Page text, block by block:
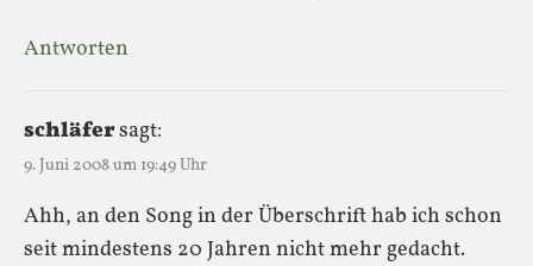
Antworten
schläfersagt:
9. Juni 2008 um 19:49 Uhr
Ahh, an den Song in der Überschrift hab ich schon
seit mindestens 20 Jahren nicht mehr gedacht.